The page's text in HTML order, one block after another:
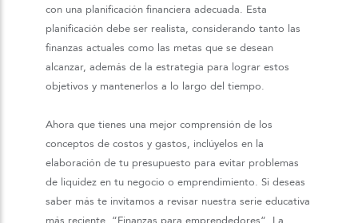
con una planificación financiera adecuada. Esta
planificación debe ser realista, considerando tanto las
finanzas actuales como las metas que se desean
alcanzar, además de la estrategia para lograr estos
objetivos y mantenerlos a lo largo del tiempo.
Ahora que tienes una mejor comprensión de los
conceptos de costos y gastos, inclúyelos en la
elaboración de tu presupuesto para evitar problemas
de liquidez en tu negocio o emprendimiento. Si deseas
saber más te invitamos a revisar nuestra serie educativa